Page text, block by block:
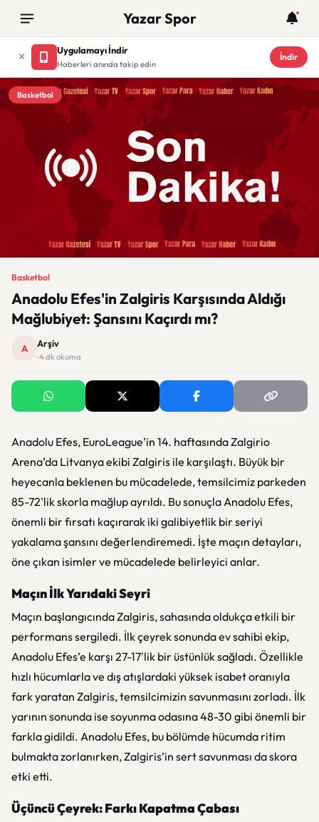
Yazar Spor
Uygulamayı İndir
Haberleri anında takip edin
İndir
Basketbol
Basketbol
Anadolu Efes'in Zalgiris Karşısında Aldığı
Mağlubiyet: Şansını Kaçırdı mı?
A Arşiv
· 4 dk okuma
Anadolu Efes, EuroLeague’in 14. haftasında Zalgirio
Arena’da Litvanya ekibi Zalgiris ile karşılaştı. Büyük bir
heyecanla beklenen bu mücadelede, temsilcimiz parkeden
85-72'lik skorla mağlup ayrıldı. Bu sonuçla Anadolu Efes,
önemli bir fırsatı kaçırarak iki galibiyetlik bir seriyi
yakalama şansını değerlendiremedi. İşte maçın detayları,
öne çıkan isimler ve mücadelede belirleyici anlar.
Maçın İlk Yarıdaki Seyri
Maçın başlangıcında Zalgiris, sahasında oldukça etkili bir
performans sergiledi. İlk çeyrek sonunda ev sahibi ekip,
Anadolu Efes’e karşı 27-17'lik bir üstünlük sağladı. Özellikle
hızlı hücumlarla ve dış atışlardaki yüksek isabet oranıyla
fark yaratan Zalgiris, temsilcimizin savunmasını zorladı. İlk
yarının sonunda ise soyunma odasına 48-30 gibi önemli bir
farkla gidildi. Anadolu Efes, bu bölümde hücumda ritim
bulmakta zorlanırken, Zalgiris’in sert savunması da skora
etki etti.
Üçüncü Çeyrek: Farkı Kapatma Çabası